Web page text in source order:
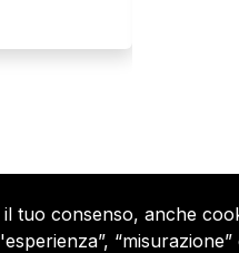
tuo consenso, anche